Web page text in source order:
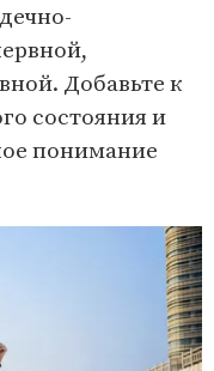
Добавьте к
состояния и
понимание